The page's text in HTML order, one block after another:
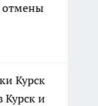
отмены
Курск
Курск и